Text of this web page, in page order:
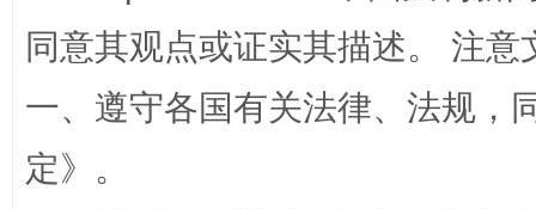
同意其观点或证实其描述。 注
一、遵守各国有关法律、法规，
定》。